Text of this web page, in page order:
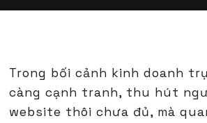
Trong bối cảnh kinh doanh
càng cạnh tranh, thu hút
website thôi chưa đủ, mà